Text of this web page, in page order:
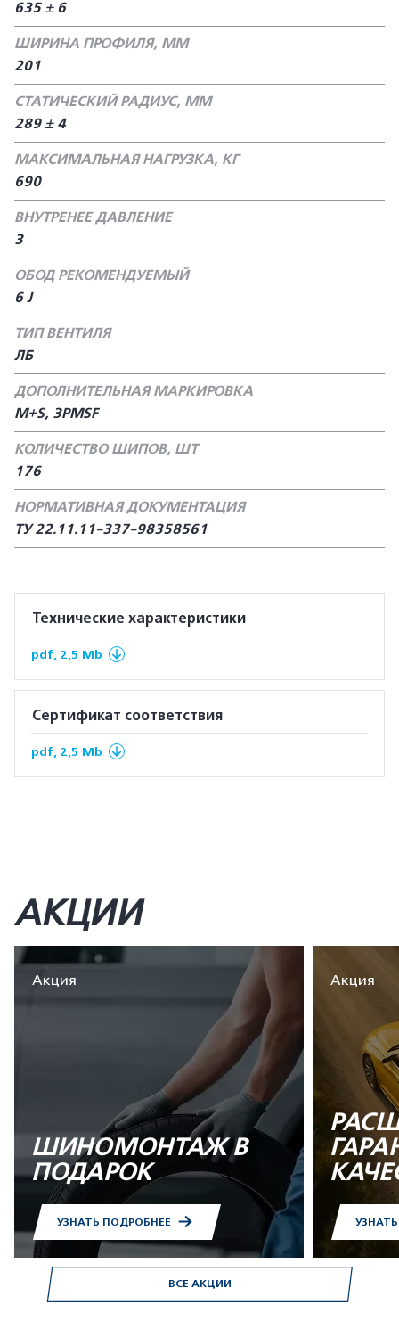
635 ± 6
ШИРИНА ПРОФИЛЯ, ММ
201
СТАТИЧЕСКИЙ РАДИУС, ММ
289 ± 4
МАКСИМАЛЬНАЯ НАГРУЗКА, КГ
690
ВНУТРЕНЕЕ ДАВЛЕНИЕ
3
ОБОД РЕКОМЕНДУЕМЫЙ
6 J
ТИП ВЕНТИЛЯ
ЛБ
ДОПОЛНИТЕЛЬНАЯ МАРКИРОВКА
M+S, 3PMSF
КОЛИЧЕСТВО ШИПОВ, ШТ
176
НОРМАТИВНАЯ ДОКУМЕНТАЦИЯ
ТУ 22.11.11-337-98358561
Технические характеристики
pdf, 2,5 Mb
Сертификат соответствия
pdf, 2,5 Mb
ВСЕ АКЦИИ
АКЦИИ
Акция
ШИНОМОНТАЖ В
ПОДАРОК
УЗНАТЬ ПОДРОБНЕЕ
Акция